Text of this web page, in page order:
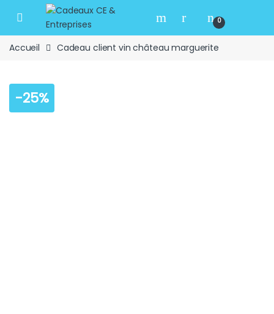
Skip to navigation
Skip to content
Open 0
Accueil Cadeau client vin château marguerite
-25%